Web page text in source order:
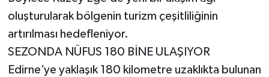
oluşturularak bölgenin turizm çeşitliliğinin
artırılması hedefleniyor.
SEZONDA NÜFUS 180 BİNE ULAŞIYOR
Edirne’ye yaklaşık 180 kilometre uzaklıkta bulunan